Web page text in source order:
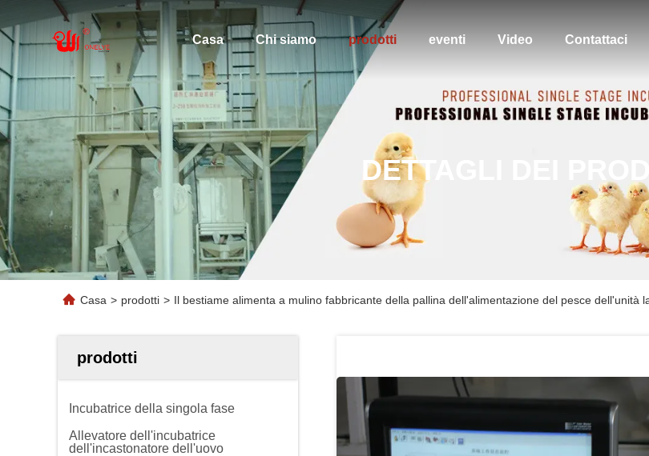
Casa Chi siamo prodotti eventi Video Contattaci
DETTAGLI DEI
Casa > prodotti > Il bestiame alimenta a mulino fabbricante della pallina dell'alimentazione del pesce dell'unità
prodotti
Incubatrice della singola fase
Allevatore dell'incubatrice
dell'incastonatore dell'uovo